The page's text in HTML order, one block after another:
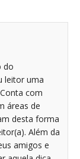
do
leitor uma
com
áreas de
desta forma
Além da
amigos e